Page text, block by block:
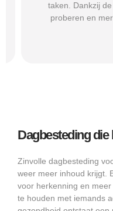
taken. Dankzij de
proberen en merk
Dagbesteding die
Zinvolle dagbesteding
weer meer inhoud krijgt.
voor herkenning en
te houden met iemands